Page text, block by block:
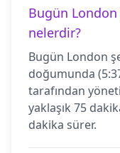
Bugün
nelerdir?
Bugün London
doğumunda
tarafından
yaklaşık 75
dakika sürer.